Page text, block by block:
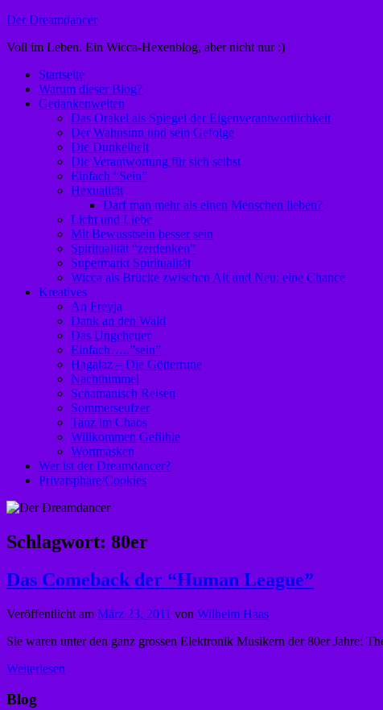
Zum
springen
Der Dreamdancer
Voll im Leben. Ein Wicca-Hexenblog, aber nicht nur :)
Startseite
Warum dieser Blog?
Gedankenwelten
Das Orakel als Spiegel der Eigenverantwortlichkeit
Der Wahnsinn und sein Gefolge
Die Dunkelheit
Die Verantwortung für sich selbst
Einfach “Sein”
Hexualität
Darf man mehr als einen Menschen lieben?
Licht und Liebe
Mit Bewusstsein besser sein
Spiritualität “zerdenken”
Supermarkt Spiritualität
Wicca als Brücke zwischen Alt und Neu: eine Chance
Kreatives
An Freyja
Dank an den Wald
Das Ungeheuer
Einfach…..”sein”
Hagalaz – Die Götterrune
Nachthimmel
Schamanisch Reisen
Sommerseufzer
Tanz im Chaos
Willkommen Gefühle
Wortmasken
Wer ist der Dreamdancer?
Privatsphäre/Cookies
Schlagwort: 80er
Das Comeback der “Human League”
Veröffentlicht am März 23, 2011 von Wilhelm Haas
Sie waren unter den ganz grossen Elektronik Musikern der 80er Jahre:
Weiterlesen
Blog